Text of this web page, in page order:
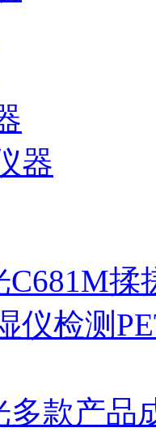
器
C681M揉
仪检测
多款产品